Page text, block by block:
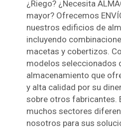
¿Riego? ¿Necesita
mayor? Ofrecemos
nuestros edificios de
incluyendo
macetas y cobertizos.
modelos seleccionados
almacenamiento que
y alta calidad por su
sobre otros fabricantes.
muchos sectores
nosotros para sus